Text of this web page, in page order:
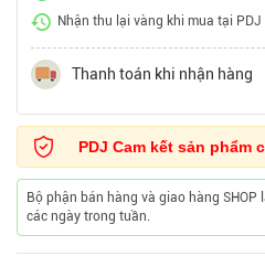
Nhận thu lại vàng khi mua tại PDJ
Thanh toán khi nhận hàng
PDJ Cam kết sản phẩm
Bộ phận bán hàng và giao hàng
các ngày trong tuần.